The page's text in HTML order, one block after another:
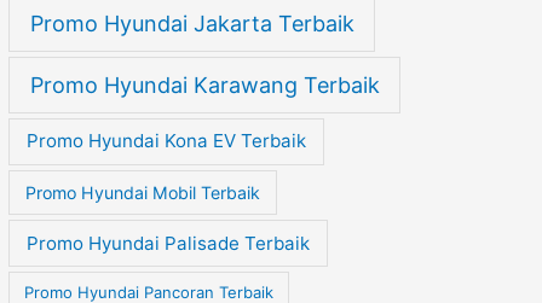
Promo Hyundai Jakarta Terbaik
Promo Hyundai Karawang Terbaik
Promo Hyundai Kona EV Terbaik
Promo Hyundai Mobil Terbaik
Promo Hyundai Palisade Terbaik
Promo Hyundai Pancoran Terbaik